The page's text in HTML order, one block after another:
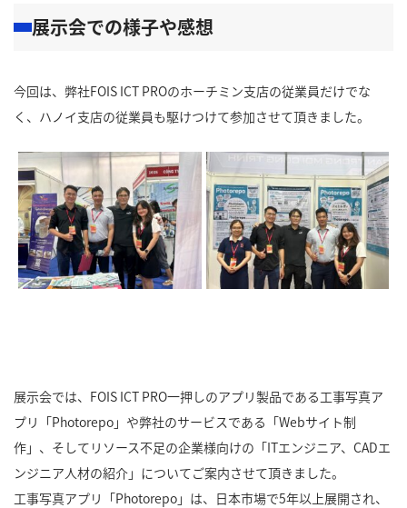
展示会での様子や感想
今回は、弊社FOIS ICT PROのホーチミン支店の従業員だけでな
く、ハノイ支店の従業員も駆けつけて参加させて頂きました。
展示会では、FOIS ICT PRO一押しのアプリ製品である工事写真ア
プリ「Photorepo」や弊社のサービスである「Webサイト制
作」、そしてリソース不足の企業様向けの「ITエンジニア、CADエ
ンジニア人材の紹介」についてご案内させて頂きました。
工事写真アプリ「Photorepo」は、日本市場で5年以上展開され、